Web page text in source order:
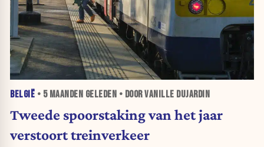
BELGIË • 5 MAANDEN GELEDEN • DOOR VANILLE DUJARDIN
Tweede spoorstaking van het jaar
verstoort treinverkeer